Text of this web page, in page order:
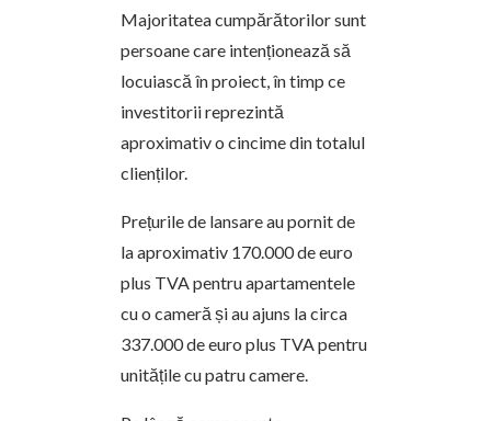
Majoritatea cumpărătorilor sunt
persoane care intenționează să
locuiască în proiect, în timp ce
investitorii reprezintă
aproximativ o cincime din totalul
clienților.
Prețurile de lansare au pornit de
la aproximativ 170.000 de euro
plus TVA pentru apartamentele
cu o cameră și au ajuns la circa
337.000 de euro plus TVA pentru
unitățile cu patru camere.